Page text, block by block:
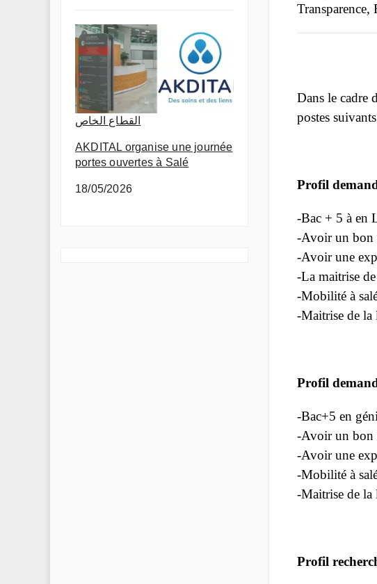
القطاع الخاص
AKDITAL organise une journée
portes ouvertes à Salé
18/05/2026
Transparence,
Dans le cadre
postes
Profil
-Bac + 5 à en
-Avoir un bon
-Avoir une
-La maitrise
-Mobilité à
-Maitrise de la
Profil
-Bac+5 en
-Avoir un bon
-Avoir une
-Mobilité à
-Maitrise de la
Profil